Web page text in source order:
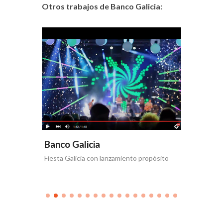
Otros trabajos de Banco Galicia:
Banco Galicia
Fiesta Galicia con lanzamiento propósito